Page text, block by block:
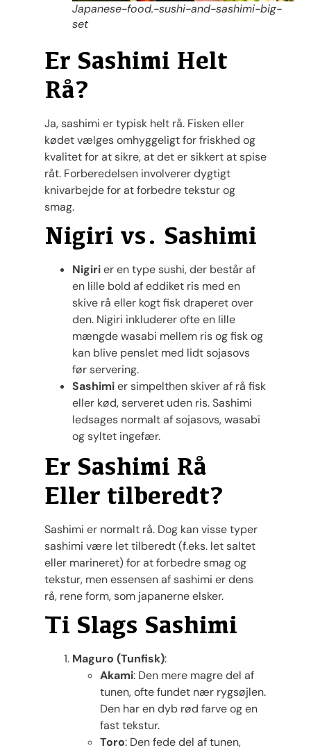
Japanese-food.-sushi-and-sashimi-big-
set
Er Sashimi Helt
Rå?
Ja, sashimi er typisk helt rå. Fisken eller
kødet vælges omhyggeligt for friskhed og
kvalitet for at sikre, at det er sikkert at spise
råt. Forberedelsen involverer dygtigt
knivarbejde for at forbedre tekstur og
smag.
Nigiri vs. Sashimi
Nigirier en type sushi, der består af
en lille bold af eddiket ris med en
skive rå eller kogt fisk draperet over
den. Nigiri inkluderer ofte en lille
mængde wasabi mellem ris og fisk og
kan blive penslet med lidt sojasovs
før servering.
Sashimier simpelthen skiver af rå fisk
eller kød, serveret uden ris. Sashimi
ledsages normalt af sojasovs, wasabi
og syltet ingefær.
Er Sashimi Rå
Eller tilberedt?
Sashimi er normalt rå. Dog kan visse typer
sashimi være let tilberedt (f.eks. let saltet
eller marineret) for at forbedre smag og
tekstur, men essensen af sashimi er dens
rå, rene form, som japanerne elsker.
Ti Slags Sashimi
Maguro (Tunfisk):
Akami: Den mere magre del af
tunen, ofte fundet nær rygsøjlen.
Den har en dyb rød farve og en
fast tekstur.
Toro: Den fede del af tunen,